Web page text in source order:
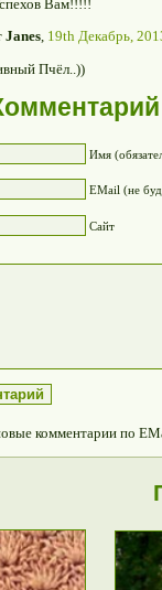
Вам!!!!!
Janes, 19th Декабрь,
Пчёл..))
Имя
EMail (не
Сайт
комментарии по